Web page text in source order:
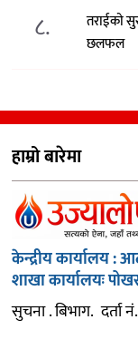
८.
तराईको
छलफल
हाम्रो बारेमा
केन्द्रीय कार्यालय :
शाखा कार्यालयः
सुचना . बिभाग.